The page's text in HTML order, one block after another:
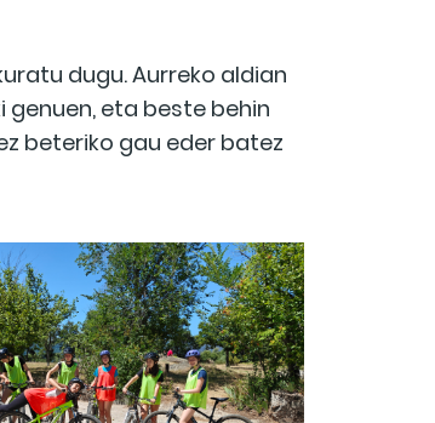
dugu. Aurreko aldian
eta beste behin
beteriko gau eder batez